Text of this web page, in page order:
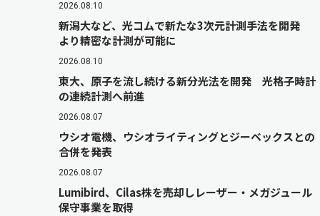
2026.08.10
新潟大など、光コムで新たな3次元計測手法を開発
より精密な計測が可能に
2026.08.10
東大、原子を流し続ける新分光法を開発 光格子時計
の連続計測へ前進
2026.08.07
ウシオ電機、ウシオライティングとジーベックスとの
合併を発表
2026.08.07
Lumibird、Cilas株を売却しレーザー・メガジュール
保守事業を取得